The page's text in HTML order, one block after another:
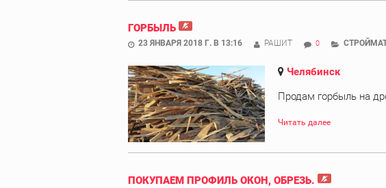
ГОРБЫЛЬ
23 ЯНВАРЯ 2018 Г. В 13:16 РАШИТ 0
Челябинск
Продам горбыль на
Читать далее
ПОКУПАЕМ ПРОФИЛЬ ОКОН, ОБРЕЗЬ.